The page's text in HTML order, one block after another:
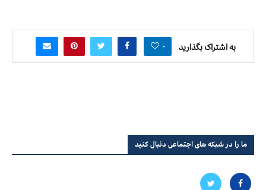
به اشتراک بگذارید ۰
ما را در شبکه های اجتماعی دنبال کنید